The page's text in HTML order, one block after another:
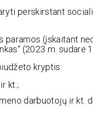
perskirstant
paramos (įskaitant
(2023 m. sudarė
kryptis:
kt.;
darbuotojų ir kt.